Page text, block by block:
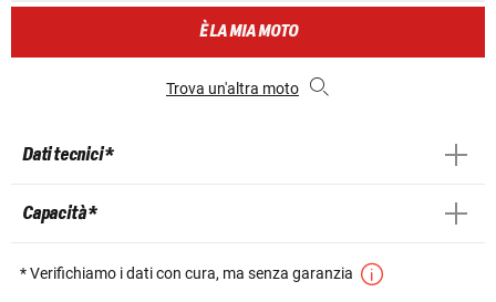
È LA MIA MOTO
Trova un'altra moto
Dati tecnici *
Capacità *
* Verifichiamo i dati con cura, ma senza garanzia